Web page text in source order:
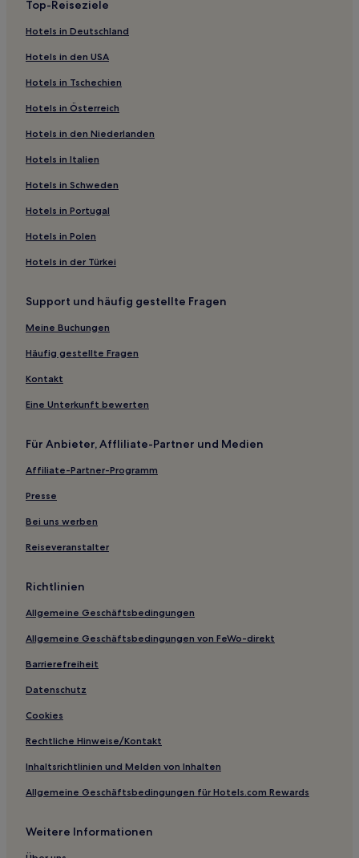
Hotels nahe Burg Niebla
Hotels nahe Marina von Isla Canela
Andévalo: Hotels
Moguer Hotels
Rota Hotels
Bormujos Hotels
Benacazón Hotels
Carrión de los Céspedes Hotels
Hotels nahe Strand von San Bruno
Ayamonte Hotels
Poblado El Coto Hotels
Hotels nahe Kirche Virgen del Rocío
Hotels nahe Castillo de Luna
Palos de la Frontera Hotels
Hotels nahe La Plaza Einkaufszentrum
El Madroño Hotels
El Rocío Hotels
Hotels nahe Bahnhof La Palma Del Condado
La Isabel Hotels
Hotels mit Parkplatz in Costa Occidental
Familien in Costa Occidental
Hotels mit Pool in Costa Occidental
Familien in Lepe
Haustierfreundliche in Lepe
Haustierfreundliche in Aracena
Günstige in Rota
Golf in Rota
Haustierfreundliche in El Rocío
Luxus in Punta del Moral
Top-Reiseziele
Hotels in Deutschland
Hotels in den USA
Hotels in Tschechien
Hotels in Österreich
Hotels in den Niederlanden
Hotels in Italien
Hotels in Schweden
Hotels in Portugal
Hotels in Polen
Hotels in der Türkei
Support und häufig gestellte Fragen
Meine Buchungen
Häufig gestellte Fragen
Kontakt
Eine Unterkunft bewerten
Für Anbieter, Affliliate-Partner und Medien
Affiliate-Partner-Programm
Presse
Bei uns werben
Reiseveranstalter
Richtlinien
Allgemeine Geschäftsbedingungen
Allgemeine Geschäftsbedingungen von FeWo-direkt
Barrierefreiheit
Datenschutz
Cookies
Rechtliche Hinweise/Kontakt
Inhaltsrichtlinien und Melden von Inhalten
Allgemeine Geschäftsbedingungen für Hotels.com Rewards
Weitere Informationen